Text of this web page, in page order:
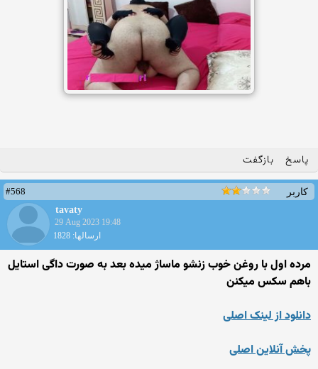
پاسخ بازگفت
کاربر
#568
tavaty
29 Aug 2023 19:48
ارسالها: 1828
مرده اول با روغن خوب زنشو ماساژ میده بعد به صورت داگی استایل
باهم سکس میکنن
دانلود از لینک اصلی
پخش آنلاین اصلی